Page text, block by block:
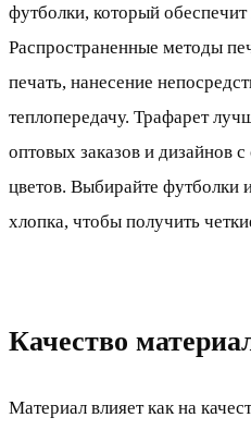
футболки, который
Распространенные методы
печать, нанесение
теплопередачу. Трафарет
оптовых заказов и дизайнов
цветов. Выбирайте футболки
хлопка, чтобы получить
Качество
Материал влияет как на